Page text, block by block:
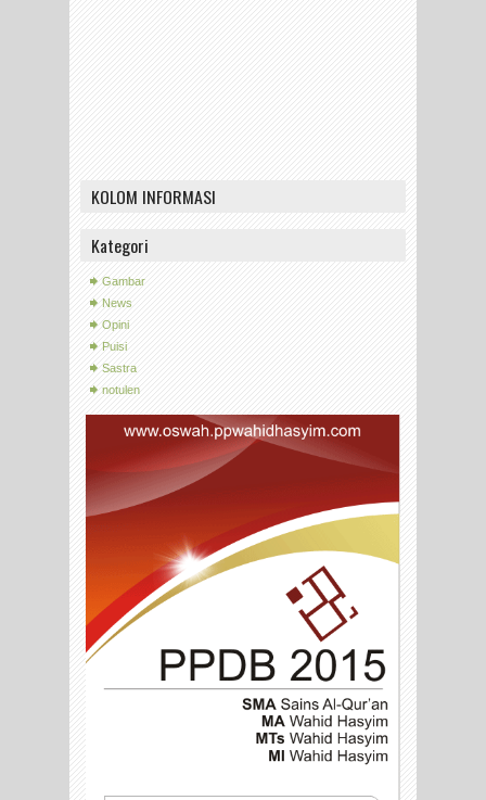
KOLOM INFORMASI
Kategori
Gambar
News
Opini
Puisi
Sastra
notulen